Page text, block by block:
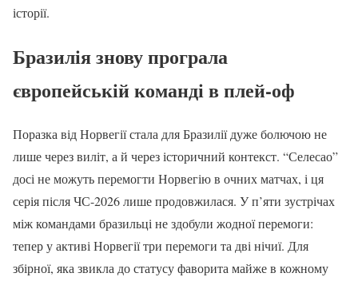
історії.
Бразилія знову програла
європейській команді в плей-оф
Поразка від Норвегії стала для Бразилії дуже болючою не
лише через виліт, а й через історичний контекст. “Селесао”
досі не можуть перемогти Норвегію в очних матчах, і ця
серія після ЧС-2026 лише продовжилася. У п’яти зустрічах
між командами бразильці не здобули жодної перемоги:
тепер у активі Норвегії три перемоги та дві нічиї. Для
збірної, яка звикла до статусу фаворита майже в кожному